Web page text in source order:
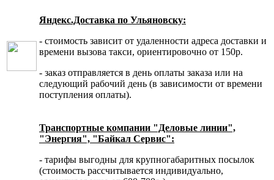
Яндекс.Доставка по Ульяновску:
- стоимость зависит от удаленности адреса доставки и
времени вызова такси, ориентировочно от 150р.
- заказ отправляется в день оплаты заказа или на
следующий рабочий день (в зависимости от времени
поступления оплаты).
Транспортные компании "Деловые линии",
"Энергия", "Байкал Сервис":
- тарифы выгодны для крупногабаритных посылок
(стоимость рассчитывается индивидуально,